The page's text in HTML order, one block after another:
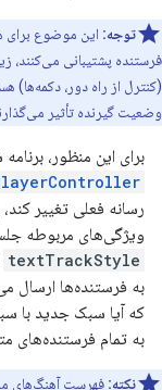
توجه: این موضوع برای
(کنترل از راه دور، دکمه‌ها)
وضعیت گیرنده تأثیر
برای این منظور،
رسانه فعلی تغییر
ویژگی‌های مربوطه
textTrackStyle
که آیا سبک جدید با
به تمام فرستنده‌های
نکته: فهرست آهنگ‌های